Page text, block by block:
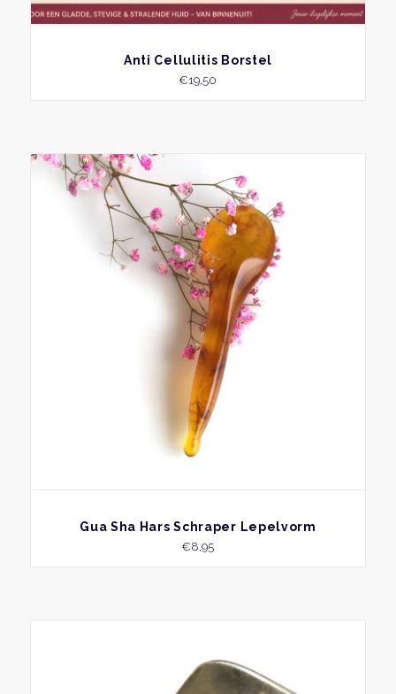
BEKIJKAnti Cellulitis Borstel
€19,50
BEKIJK
Gua Sha Hars Schraper Lepelvorm
€8,95